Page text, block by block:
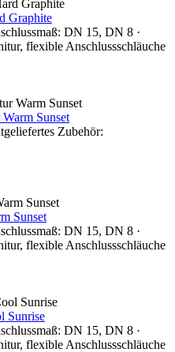
Graphite
DN 15, DN 8 ·
flexible Anschlussschläuche
Sunset
Zubehör:
Sunset
DN 15, DN 8 ·
flexible Anschlussschläuche
Sunrise
DN 15, DN 8 ·
flexible Anschlussschläuche